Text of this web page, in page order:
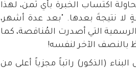
اكتساب الخبرة بأي ثمن، لهذا
لا نتيجةَ بعدها. "بعد عدة أشهر،
التي أصدرت المُناقصة، كما
بالنصف الآخر لنفسه!
(الذكور) راتباً مجزياً أعلى من